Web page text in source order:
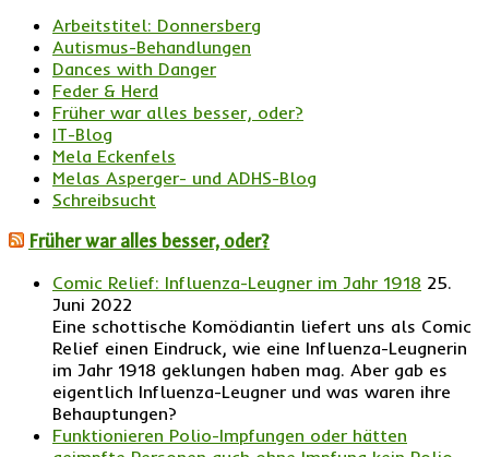
Arbeitstitel: Donnersberg
Autismus-Behandlungen
Dances with Danger
Feder & Herd
Früher war alles besser, oder?
IT-Blog
Mela Eckenfels
Melas Asperger- und ADHS-Blog
Schreibsucht
Früher war alles besser, oder?
Comic Relief: Influenza-Leugner im Jahr 1918 25.
Juni 2022
Eine schottische Komödiantin liefert uns als Comic
Relief einen Eindruck, wie eine Influenza-Leugnerin
im Jahr 1918 geklungen haben mag. Aber gab es
eigentlich Influenza-Leugner und was waren ihre
Behauptungen?
Funktionieren Polio-Impfungen oder hätten